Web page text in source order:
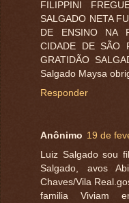
FILIPPINI
SALGADO NETA
DE ENSINO NA
CIDADE DE
GRATIDÃO
Salgado Maysa
Responder
Anônimo 19 de
Luiz Salgado sou
Salgado, avos
Chaves/Vila
familia Viviam